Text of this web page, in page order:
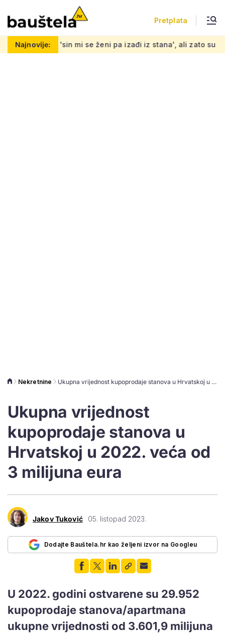
Pretplata
Najnovije:
mi se ženi pa izađi iz stana', ali zato su najmoprimci s
Nekretnine Ukupna vrijednost kupoprodaje stanova u Hrvatskoj u 2022. veća od 3 milijuna eura
Ukupna vrijednost
kupoprodaje stanova u
Hrvatskoj u 2022. veća od
3 milijuna eura
Jakov Tuković 05. listopad 2023.
Dodajte Bauštela.hr kao željeni izvor na Googleu
U 2022. godini ostvarene su 29.952
kupoprodaje stanova/apartmana
ukupne vrijednosti od 3.601,9 milijuna